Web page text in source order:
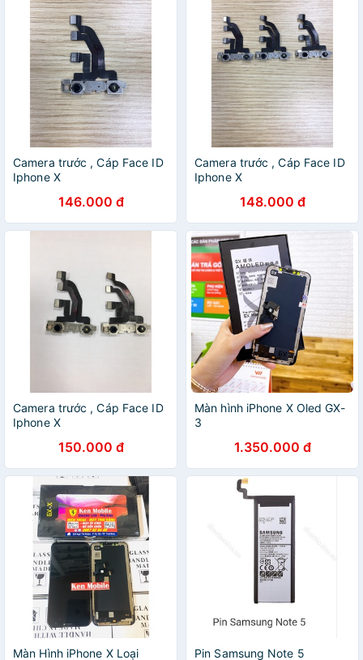
Camera trước , Cáp Face ID
Iphone X
146.000 đ
Camera trước , Cáp Face ID
Iphone X
148.000 đ
Camera trước , Cáp Face ID
Iphone X
150.000 đ
Màn hình iPhone X Oled GX-
3
1.350.000 đ
Màn Hình iPhone X Loại
Pin Samsung Note 5